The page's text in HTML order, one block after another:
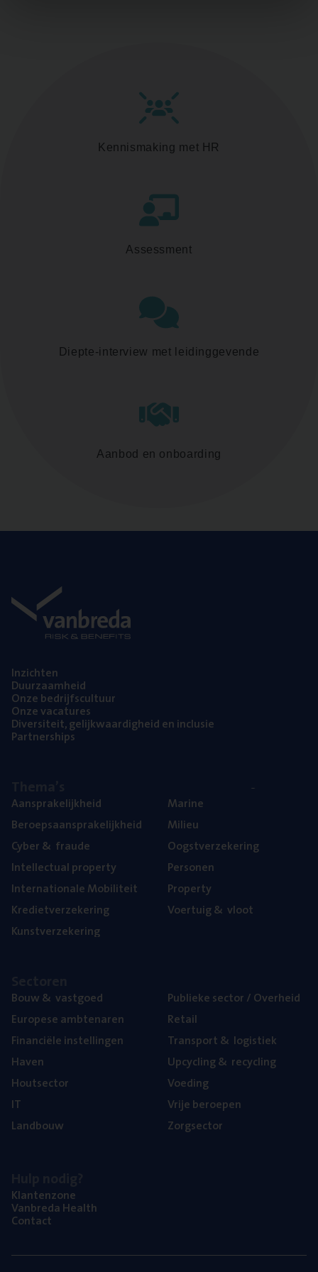
Kennismaking met HR
Assessment
Diepte-interview met leidinggevende
Aanbod en onboarding
Inzich­ten
Duur­zaam­heid
Onze bedrijfs­cul­tuur
Onze vaca­tu­res
Diver­si­teit, gelijk­waar­dig­heid en inclusie
Part­ner­ships
Aan­spra­ke­lijk­heid
Beroeps­aan­spra­ke­lijk­heid
Cyber& fraude
Intel­lec­tu­al property
Inter­na­ti­o­na­le Mobiliteit
Kre­diet­ver­ze­ke­ring
Kunst­ver­ze­ke­ring
Mari­ne
Mili­eu
Oogst­ver­ze­ke­ring
Per­so­nen
Pro­per­ty
Voer­tuig& vloot
Bouw& vastgoed
Euro­pe­se ambtenaren
Finan­ci­ë­le instellingen
Haven
Hout­sec­tor
IT
Land­bouw
Publie­ke sec­tor / Overheid
Retail
Trans­port& logistiek
Upcy­cling& recycling
Voe­ding
Vrije beroe­pen
Zorg­sec­tor
Klan­ten­zo­ne
Van­b­re­da Health
Con­tact